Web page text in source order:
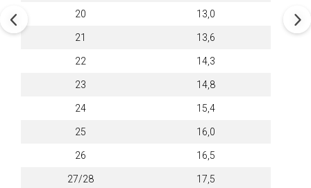
20 13,0
21 13,6
22 14,3
23 14,8
24 15,4
25 16,0
26 16,5
27/28 17,5